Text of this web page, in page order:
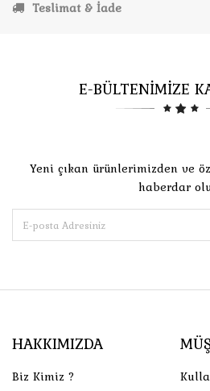
Teslimat & İade
E-BÜLTENİMİZE
Yeni çıkan ürünlerimizden ve
haberdar
HAKKIMIZDA
Biz Kimiz ?